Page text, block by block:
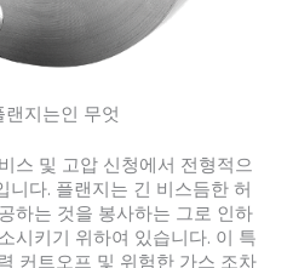
랜지는인 무엇
스 및 고압 신청에서 전형적으
니다. 플랜지는 긴 비스듬한 허
하는 것을 봉사하는 그로 인하
시키기 위하여 있습니다. 이 특
커트오프 및 위험한 가스 조차